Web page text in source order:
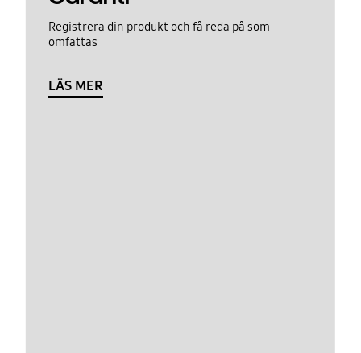
Registrera din produkt och få reda på som
omfattas
LÄS MER